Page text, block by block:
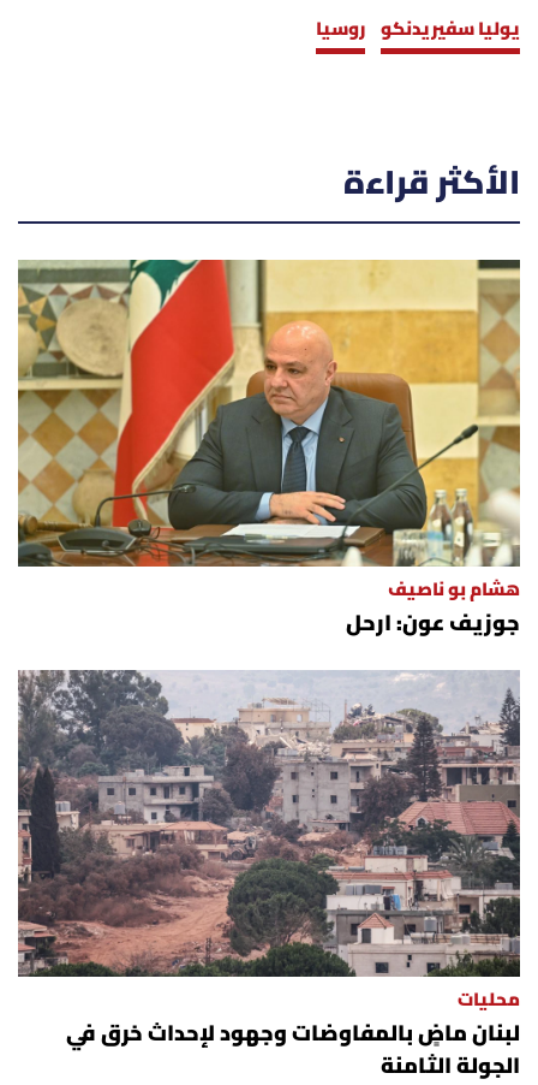
يوليا سفيريدنكو روسيا
الأكثر قراءة
هشام بو ناصيف
جوزيف عون: ارحل
محليات
لبنان ماضٍ بالمفاوضات وجهود لإحداث خرق في
الجولة الثامنة